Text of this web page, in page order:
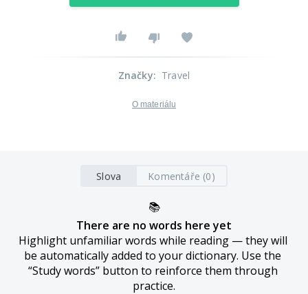
Značky: Travel
O materiálu
Slova Komentáře (0)
📚
There are no words here yet
Highlight unfamiliar words while reading — they will
be automatically added to your dictionary. Use the
“Study words” button to reinforce them through
practice.